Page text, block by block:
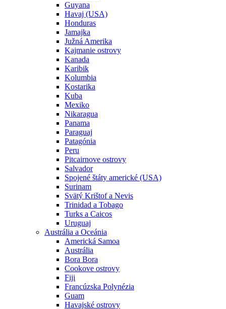
Guyana
Havaj (USA)
Honduras
Jamajka
Južná Amerika
Kajmanie ostrovy
Kanada
Karibik
Kolumbia
Kostarika
Kuba
Mexiko
Nikaragua
Panama
Paraguaj
Patagónia
Peru
Pitcairnove ostrovy
Salvador
Spojené štáty americké (USA)
Surinam
Svätý Krištof a Nevis
Trinidad a Tobago
Turks a Caicos
Uruguaj
Austrália a Oceánia
Americká Samoa
Austrália
Bora Bora
Cookove ostrovy
Fiji
Francúzska Polynézia
Guam
Havajské ostrovy